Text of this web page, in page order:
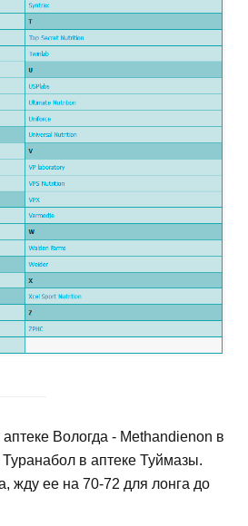
Вологда - Methandienon в
в аптеке Туймазы.
жду ее на 70-72 для лонга до